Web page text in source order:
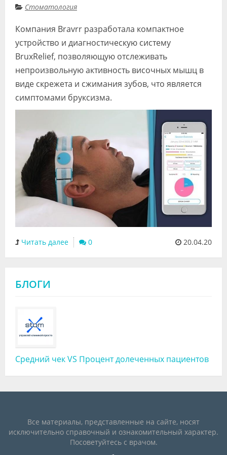
Видео
Форум
Клиники
Специалисты
Галерея
Лаборатории
Стоматология
Компания Bravrr разработала компактное
устройство и диагностическую систему
BruxRelief, позволяющую отслеживать
непроизвольную активность височных мышц в
виде скрежета и сжимания зубов, что является
симптомами бруксизма.
Читать далее 0 20.04.20
БЛОГИ
Средний чек VS Процент долеченных пациентов
Все материалы, представленные на сайте, носят
исключительно справочный и ознакомительный характер.
Посоветуйтесь с врачом.